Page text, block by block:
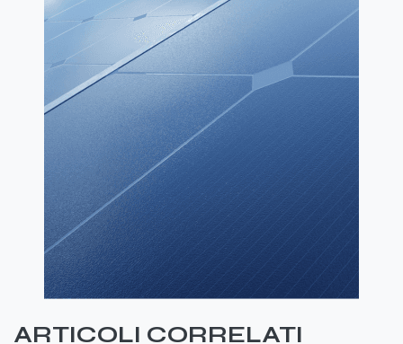
ARTICOLI CORRELATI